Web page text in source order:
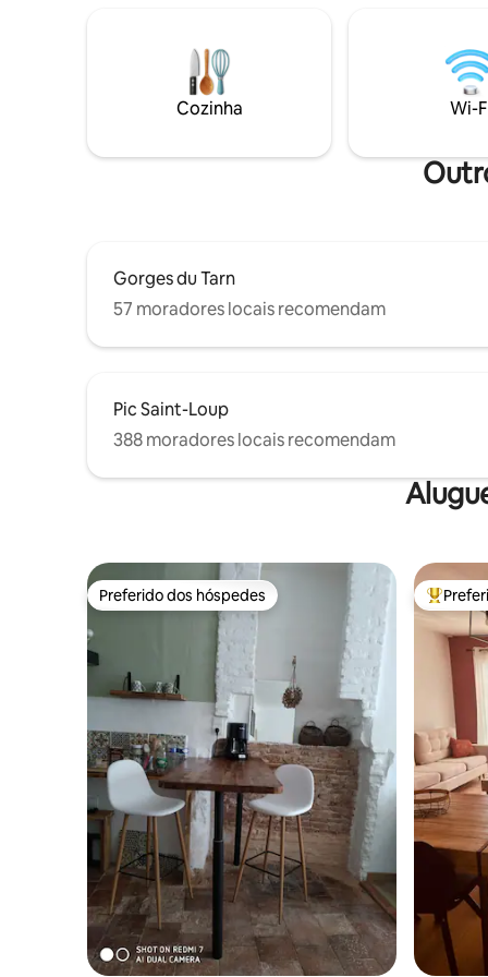
(não aquecida) das 9:00 às 19:00.
Estacionamento grátis no lado do quarto
para 1 veículo
dedicado à
Toulouse,
Privados
o rio
Cozinha Wi-
Gorges du Tarn
57 moradores locais recomendam
Pic Saint-Loup
388 moradores locais recomendam
Preferido dos hóspedes
Preferido dos hóspedes Entre